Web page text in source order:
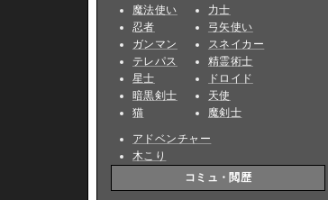
魔法使い
忍者
ガンマン
テレパス
星士
暗黒剣士
猫
力士
弓矢使い
スネイカー
精霊術士
ドロイド
天使
魔剣士
アドベンチャー
木こり
コミュ・閲歴